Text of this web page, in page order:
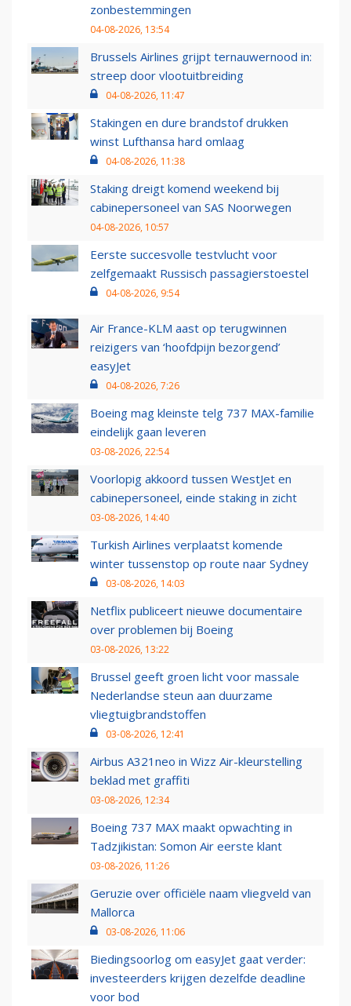
zonbestemmingen
04-08-2026, 13:54
Brussels Airlines grijpt ternauwernood in:
streep door vlootuitbreiding
04-08-2026, 11:47
Stakingen en dure brandstof drukken
winst Lufthansa hard omlaag
04-08-2026, 11:38
Staking dreigt komend weekend bij
cabinepersoneel van SAS Noorwegen
04-08-2026, 10:57
Eerste succesvolle testvlucht voor
zelfgemaakt Russisch passagierstoestel
04-08-2026, 9:54
Air France-KLM aast op terugwinnen
reizigers van ‘hoofdpijn bezorgend’
easyJet
04-08-2026, 7:26
Boeing mag kleinste telg 737 MAX-familie
eindelijk gaan leveren
03-08-2026, 22:54
Voorlopig akkoord tussen WestJet en
cabinepersoneel, einde staking in zicht
03-08-2026, 14:40
Turkish Airlines verplaatst komende
winter tussenstop op route naar Sydney
03-08-2026, 14:03
Netflix publiceert nieuwe documentaire
over problemen bij Boeing
03-08-2026, 13:22
Brussel geeft groen licht voor massale
Nederlandse steun aan duurzame
vliegtuigbrandstoffen
03-08-2026, 12:41
Airbus A321neo in Wizz Air-kleurstelling
beklad met graffiti
03-08-2026, 12:34
Boeing 737 MAX maakt opwachting in
Tadzjikistan: Somon Air eerste klant
03-08-2026, 11:26
Geruzie over officiële naam vliegveld van
Mallorca
03-08-2026, 11:06
Biedingsoorlog om easyJet gaat verder:
investeerders krijgen dezelfde deadline
voor bod